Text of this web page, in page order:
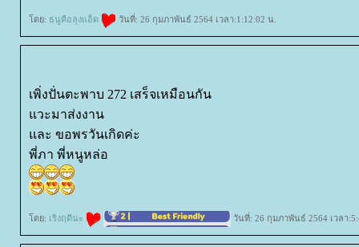
ดย: ธนูคือลุงแอ็ด วันที่: 26 กุมภาพันธ์ 2564 เวลา:1:12:02 น.
เพิ่งปั่นตะพาบ 272 เสร็จเหมือนกัน
วะมาส่งงาน
ละ ขอพรวันเกิดค่ะ
พี่ภา พี่หนูหล่อ
ดย: เริงฤดีนะ วันที่: 26 กุมภาพันธ์ 2564 เวลา